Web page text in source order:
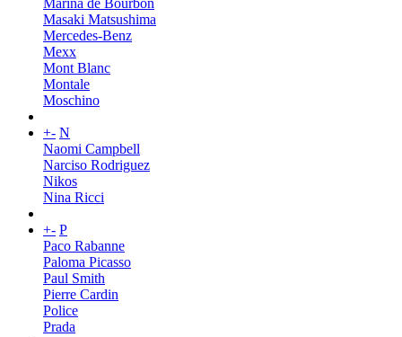
Marina de Bourbon
Masaki Matsushima
Mercedes-Benz
Mexx
Mont Blanc
Montale
Moschino
+- N
Naomi Campbell
Narciso Rodriguez
Nikos
Nina Ricci
+- P
Paco Rabanne
Paloma Picasso
Paul Smith
Pierre Cardin
Police
Prada